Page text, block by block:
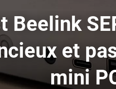
Beelink
et
mini